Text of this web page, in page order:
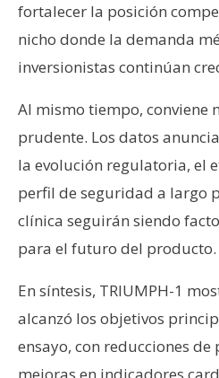
fortalecer la posición
nicho donde la demanda
inversionistas continúan
Al mismo tiempo, conviene
prudente. Los datos
la evolución regulatoria, el
perfil de seguridad a largo
clínica seguirán siendo
para el futuro del producto.
En síntesis, TRIUMPH-1
alcanzó los objetivos
ensayo, con reducciones de